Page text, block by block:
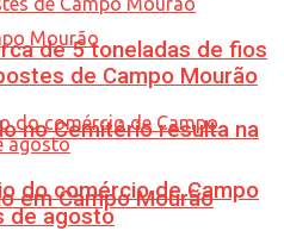
no Cemitério resulta na
em Campo Mourão
de 5 toneladas de fios
de Campo Mourão
do comércio de Campo
de agosto